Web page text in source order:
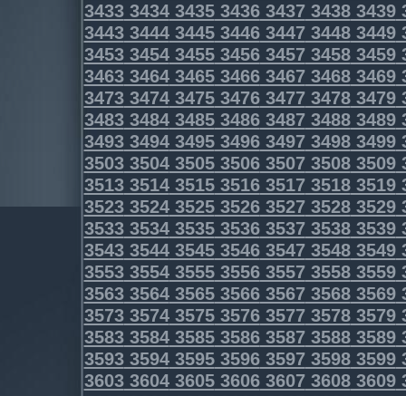
3433343434353436343734383439
3443344434453446344734483449
3453345434553456345734583459
3463346434653466346734683469
3473347434753476347734783479
3483348434853486348734883489
3493349434953496349734983499
3503350435053506350735083509
3513351435153516351735183519
3523352435253526352735283529
3533353435353536353735383539
3543354435453546354735483549
3553355435553556355735583559
3563356435653566356735683569
3573357435753576357735783579
3583358435853586358735883589
3593359435953596359735983599
3603360436053606360736083609